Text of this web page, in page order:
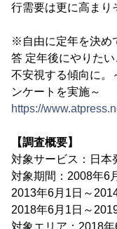
行需要は更に高まり
※自由に定年を決め
答 定年後にやりた
不安視する傾向に。
ンケートを実施～
https://
【調査概要】
対象サービス：日本
対象期間：2008年6
2013年6月1日～
2018年6月1日～